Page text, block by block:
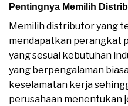
Pentingnya Memilih
Memilih distributor yang
mendapatkan perangkat
yang sesuai kebutuhan
yang berpengalaman
keselamatan kerja
perusahaan menentukan